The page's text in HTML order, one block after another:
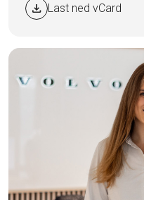
download Last ned vCard